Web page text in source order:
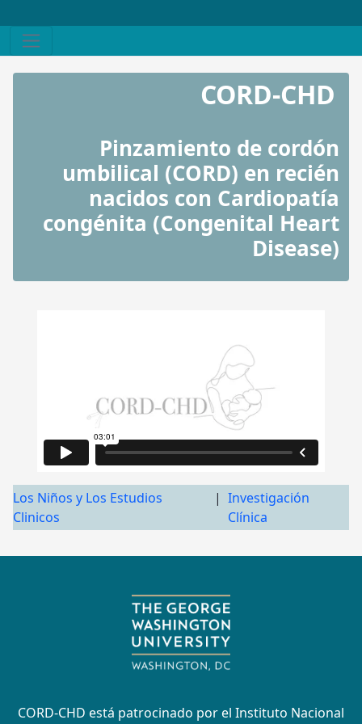
CORD-CHD
Pinzamiento de cordón
umbilical (CORD) en recién
nacidos con Cardiopatía
congénita (Congenital Heart
Disease)
Los Niños y Los Estudios
Clinicos
| Investigación
Clínica
CORD-CHD está patrocinado por el Instituto Nacional